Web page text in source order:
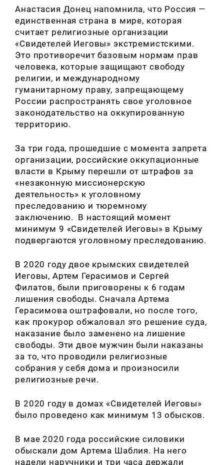
Анастасия Донец напомнила, что Россия —
единственная страна в мире, которая
считает религиозные организации
«Свидетелей Иеговы» экстремистскими.
Это противоречит базовым нормам прав
человека, которые защищают свободу
религии, и международному
гуманитарному праву, запрещающему
России распространять свое уголовное
законодательство на оккупированную
территорию.
За три года, прошедшие с момента запрета
организации, российские оккупационные
власти в Крыму перешли от штрафов за
«незаконную миссионерскую
деятельность» к уголовному
преследованию и тюремному
заключению. В настоящий момент
минимум 9 «Свидетелей Иеговы» в Крыму
подвергаются уголовному преследованию.
В 2020 году двое крымских свидетелей
Иеговы, Артем Герасимов и Сергей
Филатов, были приговорены к 6 годам
лишения свободы. Сначала Артема
Герасимова оштрафовали, но после того,
как прокурор обжаловал это решение суда,
наказание было заменено на лишение
свободы. Эти двое мужчин были наказаны
за то, что проводили религиозные
собрания у себя дома и произносили
религиозные речи.
В 2020 году в домах «Свидетелей Иеговы»
было проведено как минимум 13 обысков.
В мае 2020 года российские силовики
обыскали дом Артема Шаблия. На него
надели наручники и три часа держали